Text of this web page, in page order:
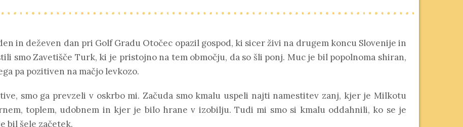
in deževen dan pri Golf Gradu Otočec opazil gospod, ki sicer živi na drugem koncu Slovenije in
smo Zavetišče Turk, ki je pristojno na tem območju, da so šli ponj. Muc je bil popolnoma shiran,
pa pozitiven na mačjo levkozo.
smo ga prevzeli v oskrbo mi. Začuda smo kmalu uspeli najti namestitev zanj, kjer je Milkotu
toplem, udobnem in kjer je bilo hrane v izobilju. Tudi mi smo si kmalu oddahnili, ko se je
bil šele začetek.